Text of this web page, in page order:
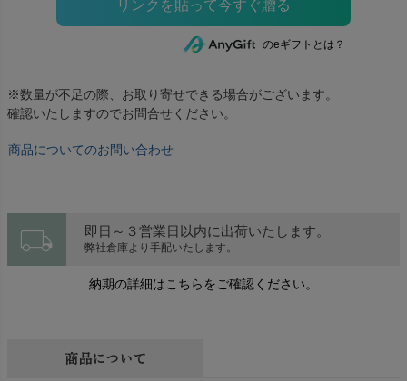
のeギフトとは？
※数量が不足の際、お取り寄せできる場合がございます。
確認いたしますのでお問合せください。
商品についてのお問い合わせ
local_shipping 即日～３営業日以内に出荷いたします。
弊社倉庫より手配いたします。
納期の詳細はこちらをご確認ください。
商品について